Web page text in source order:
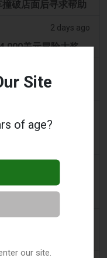
破店面后寻求帮助
2 days ago
美元冒险大奖
示
的常见物品的“最安
分销商管控：
合规要求
2 days ago
Site
of age?
our site.